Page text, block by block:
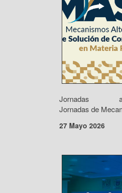
Jornadas
Jornadas de
27 Mayo 2026